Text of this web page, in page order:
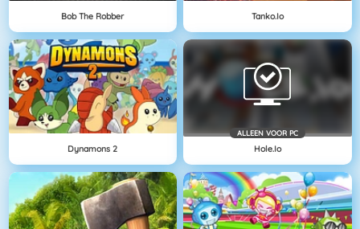
Bob The Robber Tanko.io
Dynamons 2
ALLEEN VOOR PC
Hole.io